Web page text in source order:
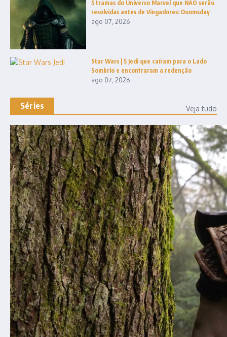
5 tramas do Universo Marvel que NÃO serão
resolvidas antes de Vingadores: Doomsday
ago 07, 2026
Star Wars | 5 Jedi que caíram para o Lado
Sombrio e encontraram a redenção
ago 07, 2026
Séries Veja tudo